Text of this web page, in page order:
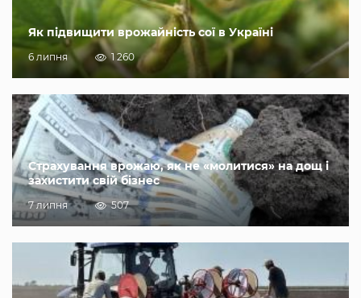
Як підвищити врожайність сої в Україні
6 липня 1 260
Страхування врожаю, як не «молитися» на дощ і
захистити свій бізнес
7 липня 507